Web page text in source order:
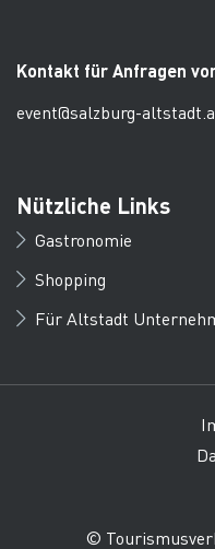
Kontakt für Anfragen
event@salzburg-
Nützliche Links
Gastronomie
Shopping
Für Altstadt
©